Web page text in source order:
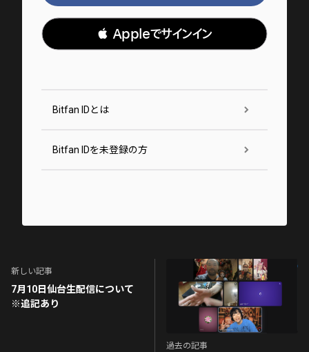
 Appleでサインイン
Bitfan IDとは
Bitfan IDを未登録の方
新しい記事
7月10日仙台生配信について
※追記あり
過去の記事